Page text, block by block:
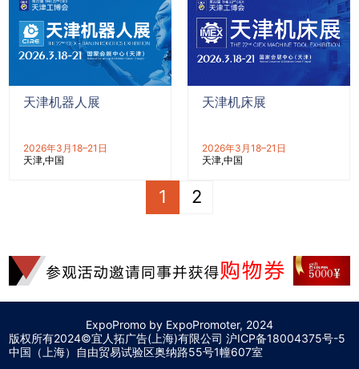
天津机器人展
2026年3月18–21日
天津 中国
天津机床展
2026年3月18–21日
天津 中国
1 2
ExpoPromo by ExpoPromoter, 2024
版权所有2024©宜人拓广告(上海)有限公司 沪ICP备18004375号-5
中国（上海）自由贸易试验区奥纳路55号1幢607室